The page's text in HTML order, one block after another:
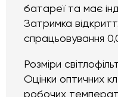
батареї та має
Затримка
спрацьовування
Розміри
Оцінки оптичних
робочих